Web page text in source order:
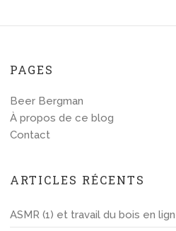
PAGES
Beer Bergman
À propos de ce blog
Contact
ARTICLES RÉCENTS
ASMR (1) et travail du bois en